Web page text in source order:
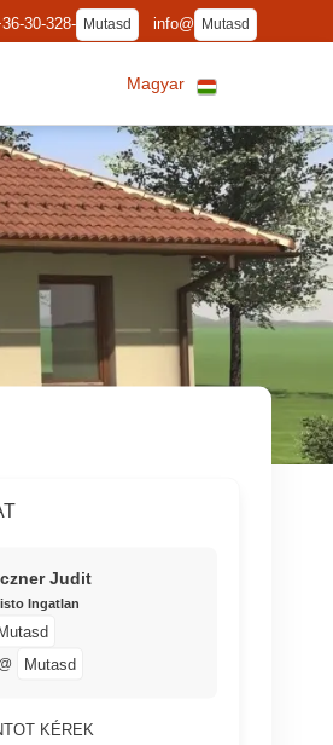
30-328- Mutasd info@ Mutasd
Magyar
Judit
Ingatlan
Mutasd
KÉREK